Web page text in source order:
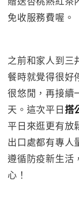
免收服務費喔。
之前和家人到三
餐時就覺得很好
很悠閒，再接續
天。這次平日 搭
平日來逛更有放
出口處都有專人
遵循防疫新生活
心！